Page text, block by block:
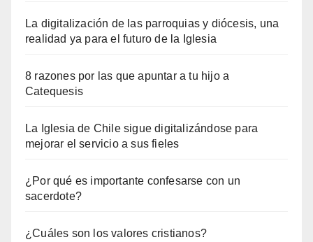
La digitalización de las parroquias y diócesis, una
realidad ya para el futuro de la Iglesia
8 razones por las que apuntar a tu hijo a
Catequesis
La Iglesia de Chile sigue digitalizándose para
mejorar el servicio a sus fieles
¿Por qué es importante confesarse con un
sacerdote?
¿Cuáles son los valores cristianos?